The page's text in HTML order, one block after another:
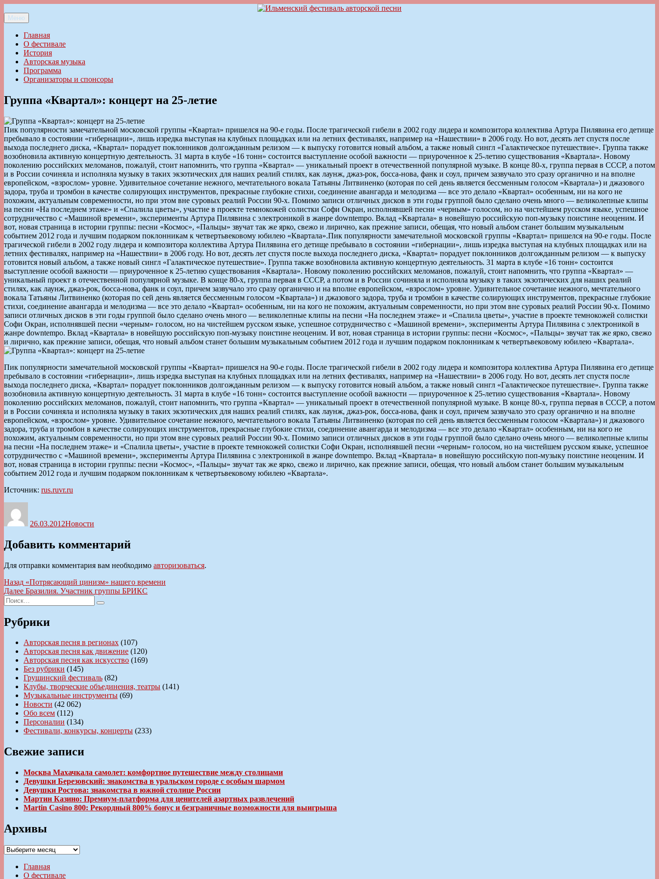
к
содержимому
Ильменский фестиваль авторской песни
Меню
Главная
О фестивале
История
Авторская музыка
Программа
Организаторы и спонсоры
Группа «Квартал»: концерт на 25-летие
Пик популярности замечательной московской группы «Квартал» пришелся на 90-е годы. После трагической гибели в 2002 году лидера и композитора коллектива Артура Пилявина его детище
пребывало в состоянии «гибернации», лишь изредка выступая на клубных площадках или на летних фестивалях, например на «Нашествии» в 2006 году. Но вот, десять лет спустя после
выхода последнего диска, «Квартал» порадует поклонников долгожданным релизом — к выпуску готовится новый альбом, а также новый сингл «Галактическое путешествие». Группа также
возобновила активную концертную деятельность. 31 марта в клубе «16 тонн» состоится выступление особой важности — приуроченное к 25-летию существования «Квартала». Новому
поколению российских меломанов, пожалуй, стоит напомнить, что группа «Квартал» — уникальный проект в отечественной популярной музыке. В конце 80-х, группа первая в СССР, а потом
и в России сочиняла и исполняла музыку в таких экзотических для наших реалий стилях, как лаунж, джаз-рок, босса-нова, фанк и соул, причем зазвучало это сразу органично и на вполне
европейском, «взрослом» уровне. Удивительное сочетание нежного, мечтательного вокала Татьяны Литвиненко (которая по сей день является бессменным голосом «Квартала») и джазового
задора, труба и тромбон в качестве солирующих инструментов, прекрасные глубокие стихи, соединение авангарда и мелодизма — все это делало «Квартал» особенным, ни на кого не
похожим, актуальным современности, но при этом вне суровых реалий России 90-х. Помимо записи отличных дисков в эти годы группой было сделано очень много — великолепные клипы
на песни «На последнем этаже» и «Спалила цветы», участие в проекте темнокожей солистки Софи Окран, исполнявшей песни «черным» голосом, но на чистейшем русском языке, успешное
сотрудничество с «Машиной времени», эксперименты Артура Пилявина с электроникой в жанре downtempo. Вклад «Квартала» в новейшую российскую поп-музыку поистине неоценим. И
вот, новая страница в истории группы: песни «Космос», «Пальцы» звучат так же ярко, свежо и лирично, как прежние записи, обещая, что новый альбом станет большим музыкальным
событием 2012 года и лучшим подарком поклонникам к четвертьвековому юбилею «Квартала».Пик популярности замечательной московской группы «Квартал» пришелся на 90-е годы. После
трагической гибели в 2002 году лидера и композитора коллектива Артура Пилявина его детище пребывало в состоянии «гибернации», лишь изредка выступая на клубных площадках или на
летних фестивалях, например на «Нашествии» в 2006 году. Но вот, десять лет спустя после выхода последнего диска, «Квартал» порадует поклонников долгожданным релизом — к выпуску
готовится новый альбом, а также новый сингл «Галактическое путешествие». Группа также возобновила активную концертную деятельность. 31 марта в клубе «16 тонн» состоится
выступление особой важности — приуроченное к 25-летию существования «Квартала». Новому поколению российских меломанов, пожалуй, стоит напомнить, что группа «Квартал» —
уникальный проект в отечественной популярной музыке. В конце 80-х, группа первая в СССР, а потом и в России сочиняла и исполняла музыку в таких экзотических для наших реалий
стилях, как лаунж, джаз-рок, босса-нова, фанк и соул, причем зазвучало это сразу органично и на вполне европейском, «взрослом» уровне. Удивительное сочетание нежного, мечтательного
вокала Татьяны Литвиненко (которая по сей день является бессменным голосом «Квартала») и джазового задора, труба и тромбон в качестве солирующих инструментов, прекрасные глубокие
стихи, соединение авангарда и мелодизма — все это делало «Квартал» особенным, ни на кого не похожим, актуальным современности, но при этом вне суровых реалий России 90-х. Помимо
записи отличных дисков в эти годы группой было сделано очень много — великолепные клипы на песни «На последнем этаже» и «Спалила цветы», участие в проекте темнокожей солистки
Софи Окран, исполнявшей песни «черным» голосом, но на чистейшем русском языке, успешное сотрудничество с «Машиной времени», эксперименты Артура Пилявина с электроникой в
жанре downtempo. Вклад «Квартала» в новейшую российскую поп-музыку поистине неоценим. И вот, новая страница в истории группы: песни «Космос», «Пальцы» звучат так же ярко, свежо
и лирично, как прежние записи, обещая, что новый альбом станет большим музыкальным событием 2012 года и лучшим подарком поклонникам к четвертьвековому юбилею «Квартала».
Пик популярности замечательной московской группы «Квартал» пришелся на 90-е годы. После трагической гибели в 2002 году лидера и композитора коллектива Артура Пилявина его детище
пребывало в состоянии «гибернации», лишь изредка выступая на клубных площадках или на летних фестивалях, например на «Нашествии» в 2006 году. Но вот, десять лет спустя после
выхода последнего диска, «Квартал» порадует поклонников долгожданным релизом — к выпуску готовится новый альбом, а также новый сингл «Галактическое путешествие». Группа также
возобновила активную концертную деятельность. 31 марта в клубе «16 тонн» состоится выступление особой важности — приуроченное к 25-летию существования «Квартала». Новому
поколению российских меломанов, пожалуй, стоит напомнить, что группа «Квартал» — уникальный проект в отечественной популярной музыке. В конце 80-х, группа первая в СССР, а потом
и в России сочиняла и исполняла музыку в таких экзотических для наших реалий стилях, как лаунж, джаз-рок, босса-нова, фанк и соул, причем зазвучало это сразу органично и на вполне
европейском, «взрослом» уровне. Удивительное сочетание нежного, мечтательного вокала Татьяны Литвиненко (которая по сей день является бессменным голосом «Квартала») и джазового
задора, труба и тромбон в качестве солирующих инструментов, прекрасные глубокие стихи, соединение авангарда и мелодизма — все это делало «Квартал» особенным, ни на кого не
похожим, актуальным современности, но при этом вне суровых реалий России 90-х. Помимо записи отличных дисков в эти годы группой было сделано очень много — великолепные клипы
на песни «На последнем этаже» и «Спалила цветы», участие в проекте темнокожей солистки Софи Окран, исполнявшей песни «черным» голосом, но на чистейшем русском языке, успешное
сотрудничество с «Машиной времени», эксперименты Артура Пилявина с электроникой в жанре downtempo. Вклад «Квартала» в новейшую российскую поп-музыку поистине неоценим. И
вот, новая страница в истории группы: песни «Космос», «Пальцы» звучат так же ярко, свежо и лирично, как прежние записи, обещая, что новый альбом станет большим музыкальным
событием 2012 года и лучшим подарком поклонникам к четвертьвековому юбилею «Квартала».
Источник: rus.ruvr.ru
26.03.2012Новости
Добавить комментарий
Для отправки комментария вам необходимо авторизоваться.
Навигация
по
записям
Назад Предыдущая
запись:
«Потрясающий цинизм» нашего времени
Далее Следующая
Бразилия. Участник группы БРИКС
Искать:
Поиск
Рубрики
Авторская песня в регионах (107)
Авторская песня как движение (120)
Авторская песня как искусство (169)
Без рубрики (145)
Грушинский фестиваль (82)
Клубы, творческие объединения, театры (141)
Музыкальные инструменты (69)
Новости (42 062)
Обо всем (112)
Персоналии (134)
Фестивали, конкурсы, концерты (233)
Свежие записи
Москва Махачкала самолет: комфортное путешествие между столицами
Девушки Березовский: знакомства в уральском городе с особым шармом
Девушки Ростова: знакомства в южной столице России
Мартин Казино: Премиум-платформа для ценителей азартных развлечений
Martin Casino 800: Рекордный 800% бонус и безграничные возможности для выигрыша
Архивы
Архивы
Главная
О фестивале